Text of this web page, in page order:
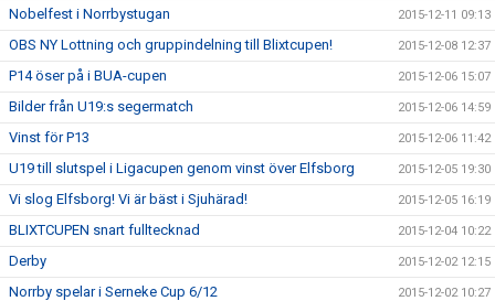
Nobelfest i Norrbystugan 2015-12-11 09:13
OBS NY Lottning och gruppindelning till Blixtcupen! 2015-12-08 12:37
P14 öser på i BUA-cupen 2015-12-06 15:07
Bilder från U19:s segermatch 2015-12-06 14:59
Vinst för P13 2015-12-06 11:42
U19 till slutspel i Ligacupen genom vinst över Elfsborg 2015-12-05 19:30
Vi slog Elfsborg! Vi är bäst i Sjuhärad! 2015-12-05 16:19
BLIXTCUPEN snart fulltecknad 2015-12-04 10:22
Derby 2015-12-02 12:15
Norrby spelar i Serneke Cup 6/12 2015-12-02 10:27